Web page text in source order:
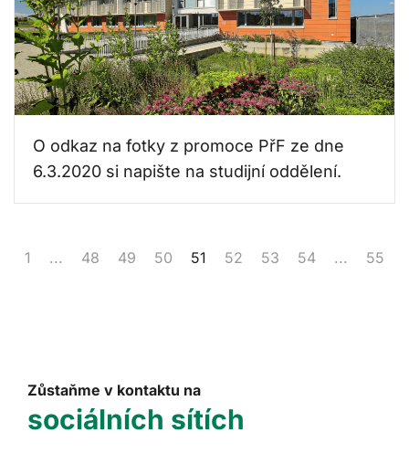
O odkaz na fotky z promoce PřF ze dne
6.3.2020 si napište na studijní oddělení.
1 ... 48 49 50 51 52 53 54 ... 55
Zůstaňme v kontaktu na
sociálních sítích